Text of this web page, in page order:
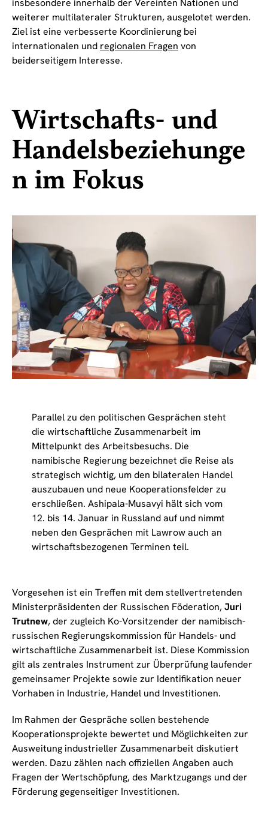
insbesondere innerhalb der Vereinten Nationen und
weiterer multilateraler Strukturen, ausgelotet werden.
Ziel ist eine verbesserte Koordinierung bei
internationalen und regionalen Fragen von
beiderseitigem Interesse.
Wirtschafts- und
Handelsbeziehunge
n im Fokus
Parallel zu den politischen Gesprächen steht
die wirtschaftliche Zusammenarbeit im
Mittelpunkt des Arbeitsbesuchs. Die
namibische Regierung bezeichnet die Reise als
strategisch wichtig, um den bilateralen Handel
auszubauen und neue Kooperationsfelder zu
erschließen. Ashipala-Musavyi hält sich vom
12. bis 14. Januar in Russland auf und nimmt
neben den Gesprächen mit Lawrow auch an
wirtschaftsbezogenen Terminen teil.
Vorgesehen ist ein Treffen mit dem stellvertretenden
Ministerpräsidenten der Russischen Föderation,Juri
Trutnew, der zugleich Ko-Vorsitzender der namibisch-
russischen Regierungskommission für Handels- und
wirtschaftliche Zusammenarbeit ist. Diese Kommission
gilt als zentrales Instrument zur Überprüfung laufender
gemeinsamer Projekte sowie zur Identifikation neuer
Vorhaben in Industrie, Handel und Investitionen.
Im Rahmen der Gespräche sollen bestehende
Kooperationsprojekte bewertet und Möglichkeiten zur
Ausweitung industrieller Zusammenarbeit diskutiert
werden. Dazu zählen nach offiziellen Angaben auch
Fragen der Wertschöpfung, des Marktzugangs und der
Förderung gegenseitiger Investitionen.